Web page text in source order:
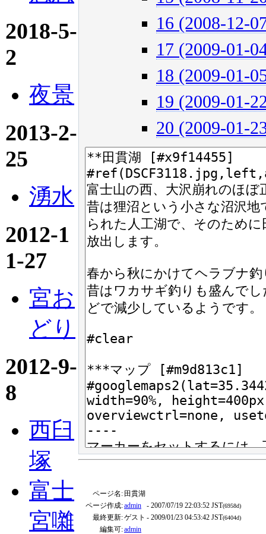
2018-5-
2
夜景
2013-2-
25
湧水
2012-1
1-27
宮お
どり
2012-9-
8
西臼
塚
富士
宮囃
16 (2008-12-
17 (2009-01-
18 (2009-01-
19 (2009-01-
20 (2009-01-
ページ名: 田貫湖
ページ作成:admin - 2007/07/19 22:03:52 JST(6958d)
最終更新:ゲスト - 2009/01/23 04:53:42 JST(6404d)
編集可:admin